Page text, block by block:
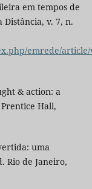
em tempos de
Distância, v. 7, n.
emrede/article/
& action: a
Hall,
uma
Rio de Janeiro,